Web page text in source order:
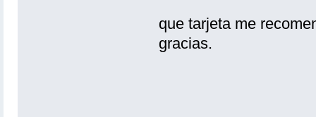
que tarjeta me
gracias.